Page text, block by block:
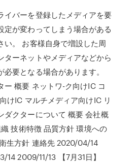
イバーを登録したメディアを要
定が変わってしまう場合がある
い。 お客様自身で増設した周
ターネットやメディアなどから
要となる場合があります。
ー 概要 ネットワ-ク向けIC コ
けIC マルチメディア向けIC リ
ダクターについて 概要 会社概
技術特徴 品質方針 環境への
生方針 連絡先 2020/04/14
14 2009/11/13 【7月31日】